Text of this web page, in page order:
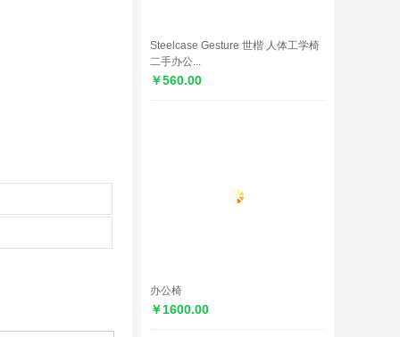
Steelcase Gesture 世楷 人体工学椅
二手办公...
￥560.00
办公椅
￥1600.00